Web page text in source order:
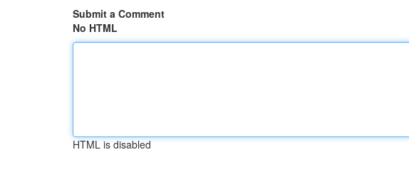
Submit a Comment
No HTML
HTML is disabled